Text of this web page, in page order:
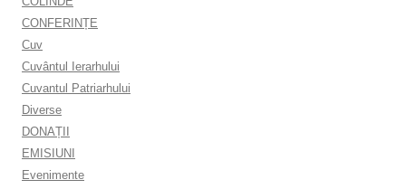
CONFERINȚE
Cuv
Cuvântul Ierarhului
Cuvantul Patriarhului
Diverse
DONAȚII
EMISIUNI
Evenimente